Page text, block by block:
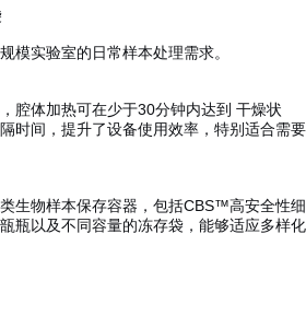
模实验室的日常样本处理需求。
腔体加热可在少于30分钟内达到 干燥状
时间，提升了设备使用效率，特别适合需要
生物样本保存容器，包括CBS™高安全性细
瓶以及不同容量的冻存袋，能够适应多样化